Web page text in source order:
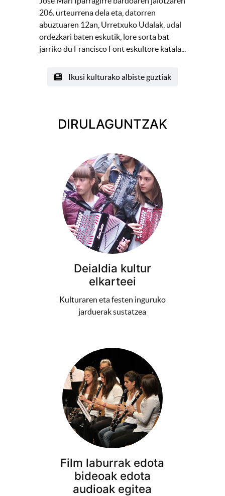
206. urteurrena dela eta, datorren
abuztuaren 12an, Urretxuko Udalak, udal
ordezkari baten eskutik, lore sorta bat
jarriko du Francisco Font eskultore katala...
Ikusi kulturako albiste guztiak
DIRULAGUNTZAK
Deialdia kultur
elkarteei
Kulturaren eta festen inguruko
jarduerak sustatzea
Film laburrak edota
bideoak edota
audioak egitea